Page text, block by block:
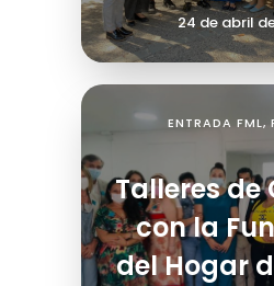
24 de abril
ENTRADA FML,
Talleres de
con la
del Hogar